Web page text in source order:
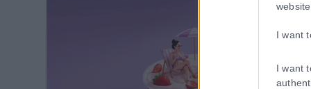
I want
I want